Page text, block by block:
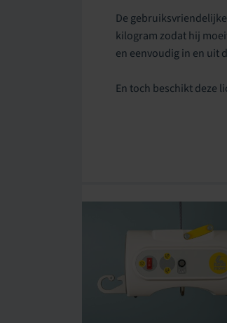
De
kilogram zodat hij
en eenvoudig in en uit
En toch beschikt deze